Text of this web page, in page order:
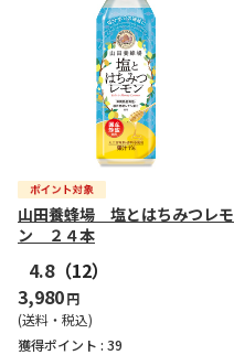
山田養蜂場 塩とはちみつレモ
ン ２４本
4.8（12）
3,980円
(送料・税込)
獲得ポイント : 39